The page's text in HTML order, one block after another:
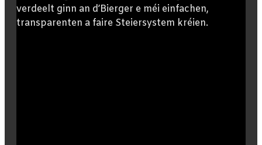
verdeelt ginn an d’Bierger e méi einfachen,
transparenten a faire Steiersystem kréien.